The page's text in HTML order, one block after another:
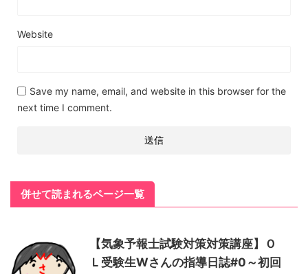
Website
Save my name, email, and website in this browser for the
next time I comment.
併せて読まれるページ一覧
【気象予報士試験対策対策講座】Ｏ
Ｌ受験生Wさんの指導日誌#0～初回